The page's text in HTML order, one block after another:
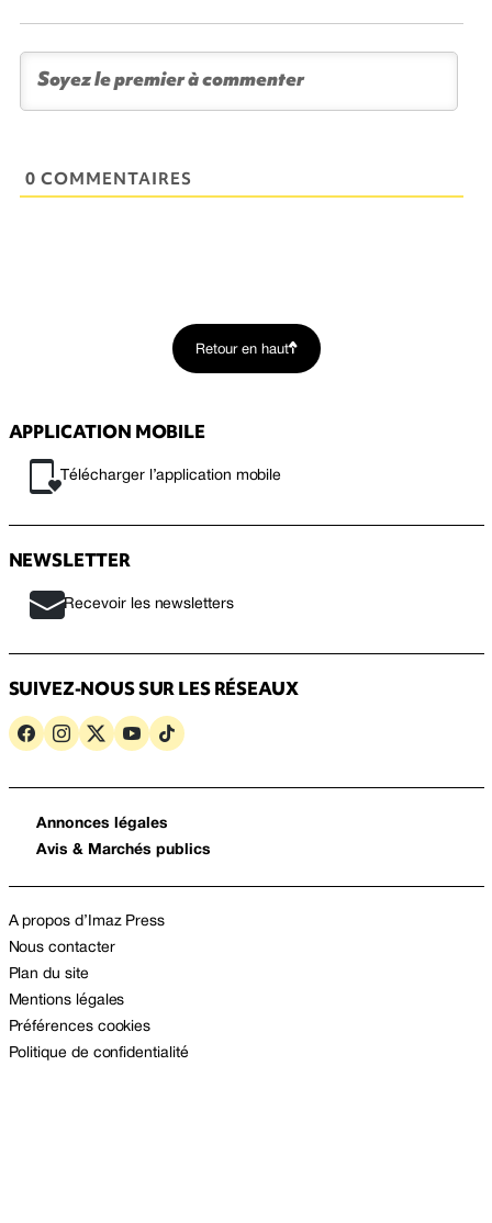
0 COMMENTAIRES
Retour en haut
APPLICATION MOBILE
Télécharger l’application mobile
NEWSLETTER
Recevoir les newsletters
SUIVEZ-NOUS SUR LES RÉSEAUX
Annonces légales
Avis & Marchés publics
A propos d’Imaz Press
Nous contacter
Plan du site
Mentions légales
Préférences cookies
Politique de confidentialité